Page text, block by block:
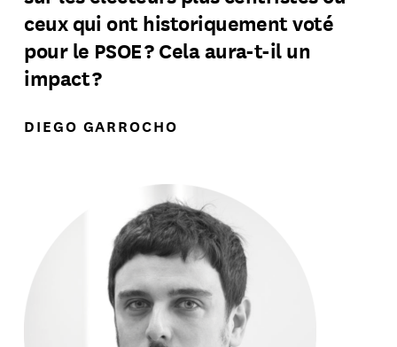
ceux qui ont historiquement voté
pour le PSOE ? Cela aura-t-il un
impact ?
DIEGO GARROCHO